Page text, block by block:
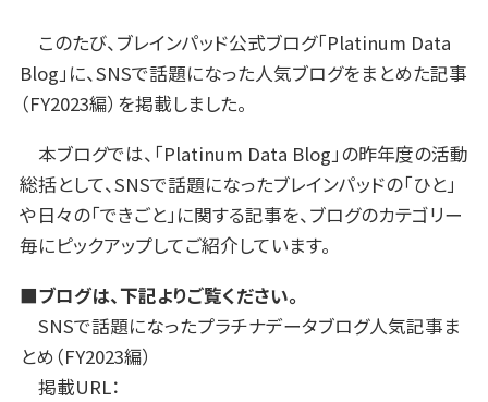
このたび、ブレインパッド公式ブログ「Platinum Data
Blog」に、SNSで話題になった人気ブログをまとめた記事
（FY2023編）を掲載しました。
本ブログでは、「Platinum Data Blog」の昨年度の活動
総括として、SNSで話題になったブレインパッドの「ひと」
や日々の「できごと」に関する記事を、ブログのカテゴリー
毎にピックアップしてご紹介しています。
■ブログは、下記よりご覧ください。
SNSで話題になったプラチナデータブログ人気記事ま
とめ（FY2023編）
掲載URL：